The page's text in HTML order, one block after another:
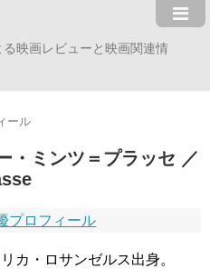
映画レビューと映画関連情
ール
・ミンツ＝プラッセ ／
プロフィール
カ・ロサンゼルス出身。